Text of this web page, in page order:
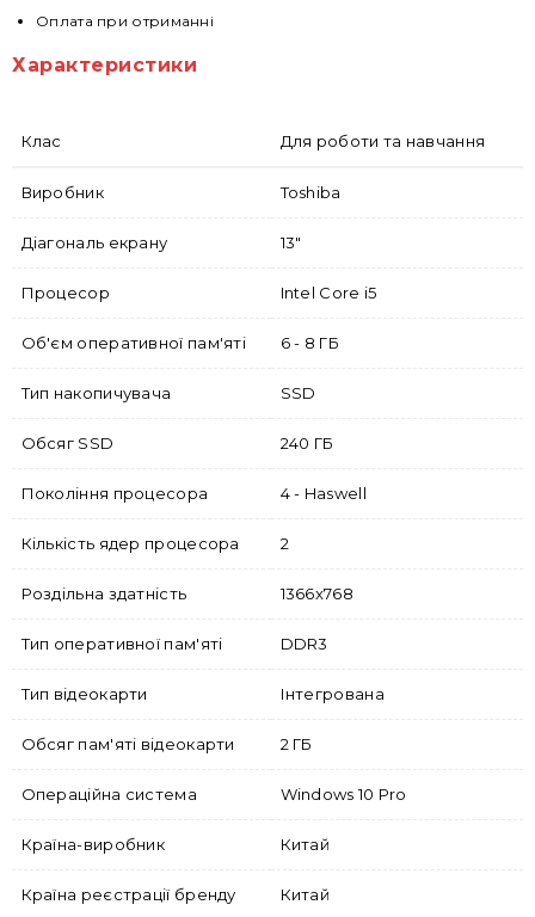
Оплата при отриманні
Характеристики
Клас Для роботи та навчання
Виробник Toshiba
Діагональ екрану 13"
Процесор Intel Core i5
Об'єм оперативної пам'яті 6 - 8 ГБ
Тип накопичувача SSD
Обсяг SSD 240 ГБ
Покоління процесора 4 - Haswell
Кількість ядер процесора 2
Роздільна здатність 1366x768
Тип оперативної пам'яті DDR3
Тип відеокарти Інтегрована
Обсяг пам'яті відеокарти 2 ГБ
Операційна система Windows 10 Pro
Країна-виробник Китай
Країна реєстрації бренду Китай